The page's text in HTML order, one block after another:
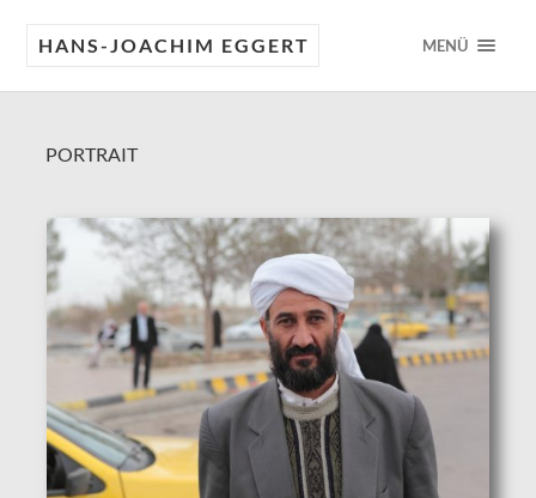
HANS-JOACHIM EGGERT MENÜ
PORTRAIT